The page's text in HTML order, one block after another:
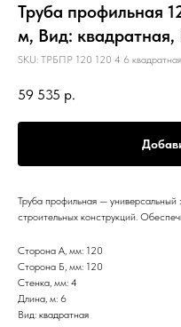
Труба профильная
м, Вид:
SKU: ТРБПР 120 120 4 6
59 535 р.
Труба профильная — универсальный
строительных конструкций.
Сторона А, мм: 120
Сторона Б, мм: 120
Стенка, мм: 4
Длина, м: 6
Вид: квадратная